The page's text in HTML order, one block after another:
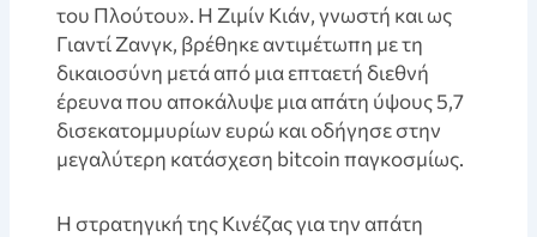
του Πλούτου». Η Ζιμίν Κιάν, γνωστή και ως
Γιαντί Ζανγκ, βρέθηκε αντιμέτωπη με τη
δικαιοσύνη μετά από μια επταετή διεθνή
έρευνα που αποκάλυψε μια απάτη ύψους 5,7
δισεκατομμυρίων ευρώ και οδήγησε στην
μεγαλύτερη κατάσχεση bitcoin παγκοσμίως.
Η στρατηγική της Κινέζας για την απάτη